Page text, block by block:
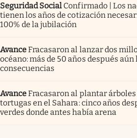
Seguridad Social Confirmado | Los
tienen los años de cotización
100% de la jubilación
AvanceFracasaron al lanzar dos
océano: más de 50 años después
consecuencias
AvanceFracasaron al plantar
tortugas en el Sahara: cinco años
verdes donde antes había arena